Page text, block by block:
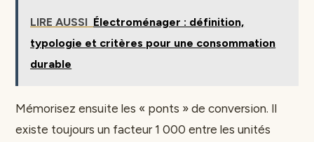
LIRE AUSSI Électroménager : définition,
typologie et critères pour une consommation
durable
Mémorisez ensuite les « ponts » de conversion. Il
existe toujours un facteur 1 000 entre les unités